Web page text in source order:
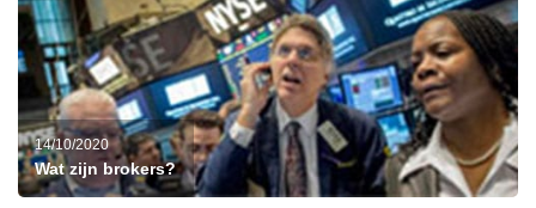
14/10/2020
Wat zijn brokers?